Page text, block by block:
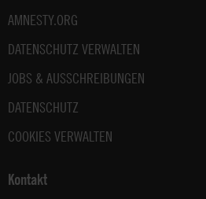
AMNESTY.ORG
DATENSCHUTZ VERWALTEN
JOBS & AUSSCHREIBUNGEN
DATENSCHUTZ
COOKIES VERWALTEN
Kontakt